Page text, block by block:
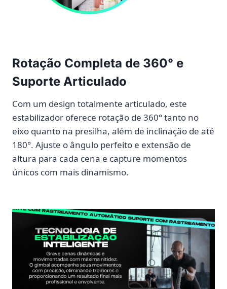
Rotação Completa de 360° e
Suporte Articulado
Com um design totalmente articulado, este
estabilizador oferece rotação de 360° tanto no
eixo quanto na presilha, além de inclinação de até
180°. Ajuste o ângulo perfeito e extensão de
altura para cada cena e capture momentos
únicos com mais dinamismo.